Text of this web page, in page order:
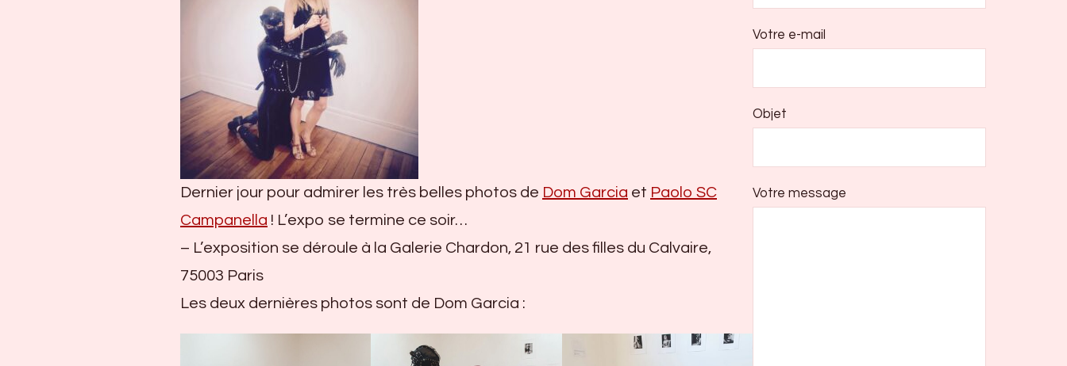
Dernier jour pour admirer les très belles photos de Dom Garcia et Paolo SC
Campanella ! L’expo se termine ce soir…
– L’exposition se déroule à la Galerie Chardon, 21 rue des filles du Calvaire,
75003 Paris
Les deux dernières photos sont de Dom Garcia :
Votre e-mail
Objet
Votre message